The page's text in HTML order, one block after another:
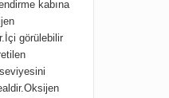
kabına
görülebilir